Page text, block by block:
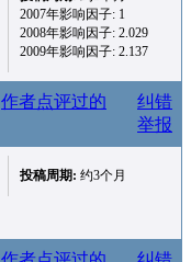
2007年影响因子: 1
2008年影响因子: 2.029
2009年影响因子: 2.137
作者点评过的
纠错
举报
投稿周期: 约3个月